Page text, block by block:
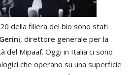
della filiera del bio sono stati
, direttore generale per la
del Mipaaf. Oggi in Italia ci sono
che operano su una superficie